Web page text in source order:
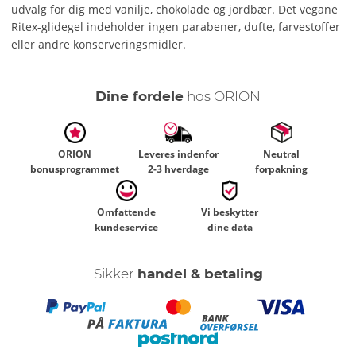
udvalg for dig med vanilje, chokolade og jordbær. Det vegane
Ritex-glidegel indeholder ingen parabener, dufte, farvestoffer
eller andre konserveringsmidler.
Dine fordele hos ORION
ORION
bonusprogrammet
Leveres indenfor
2-3 hverdage
Neutral
forpakning
Omfattende
kundeservice
Vi beskytter
dine data
Sikker handel & betaling